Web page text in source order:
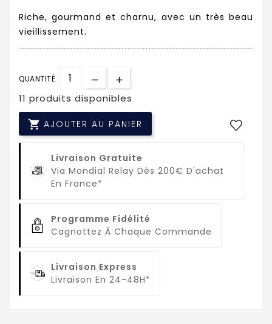
Riche, gourmand et charnu, avec un très beau
vieillissement.
QUANTITÉ
11 produits disponibles
 AJOUTER AU PANIER
Livraison Gratuite
Via Mondial Relay Dès 200€ D'achat
En France*
Programme Fidélité
Cagnottez À Chaque Commande
Livraison Express
Livraison En 24-48H*